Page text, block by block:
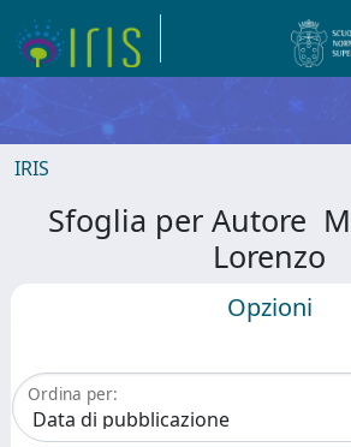
IRIS
Sfoglia per Autore
Lorenzo
Opzioni
Ordina per: